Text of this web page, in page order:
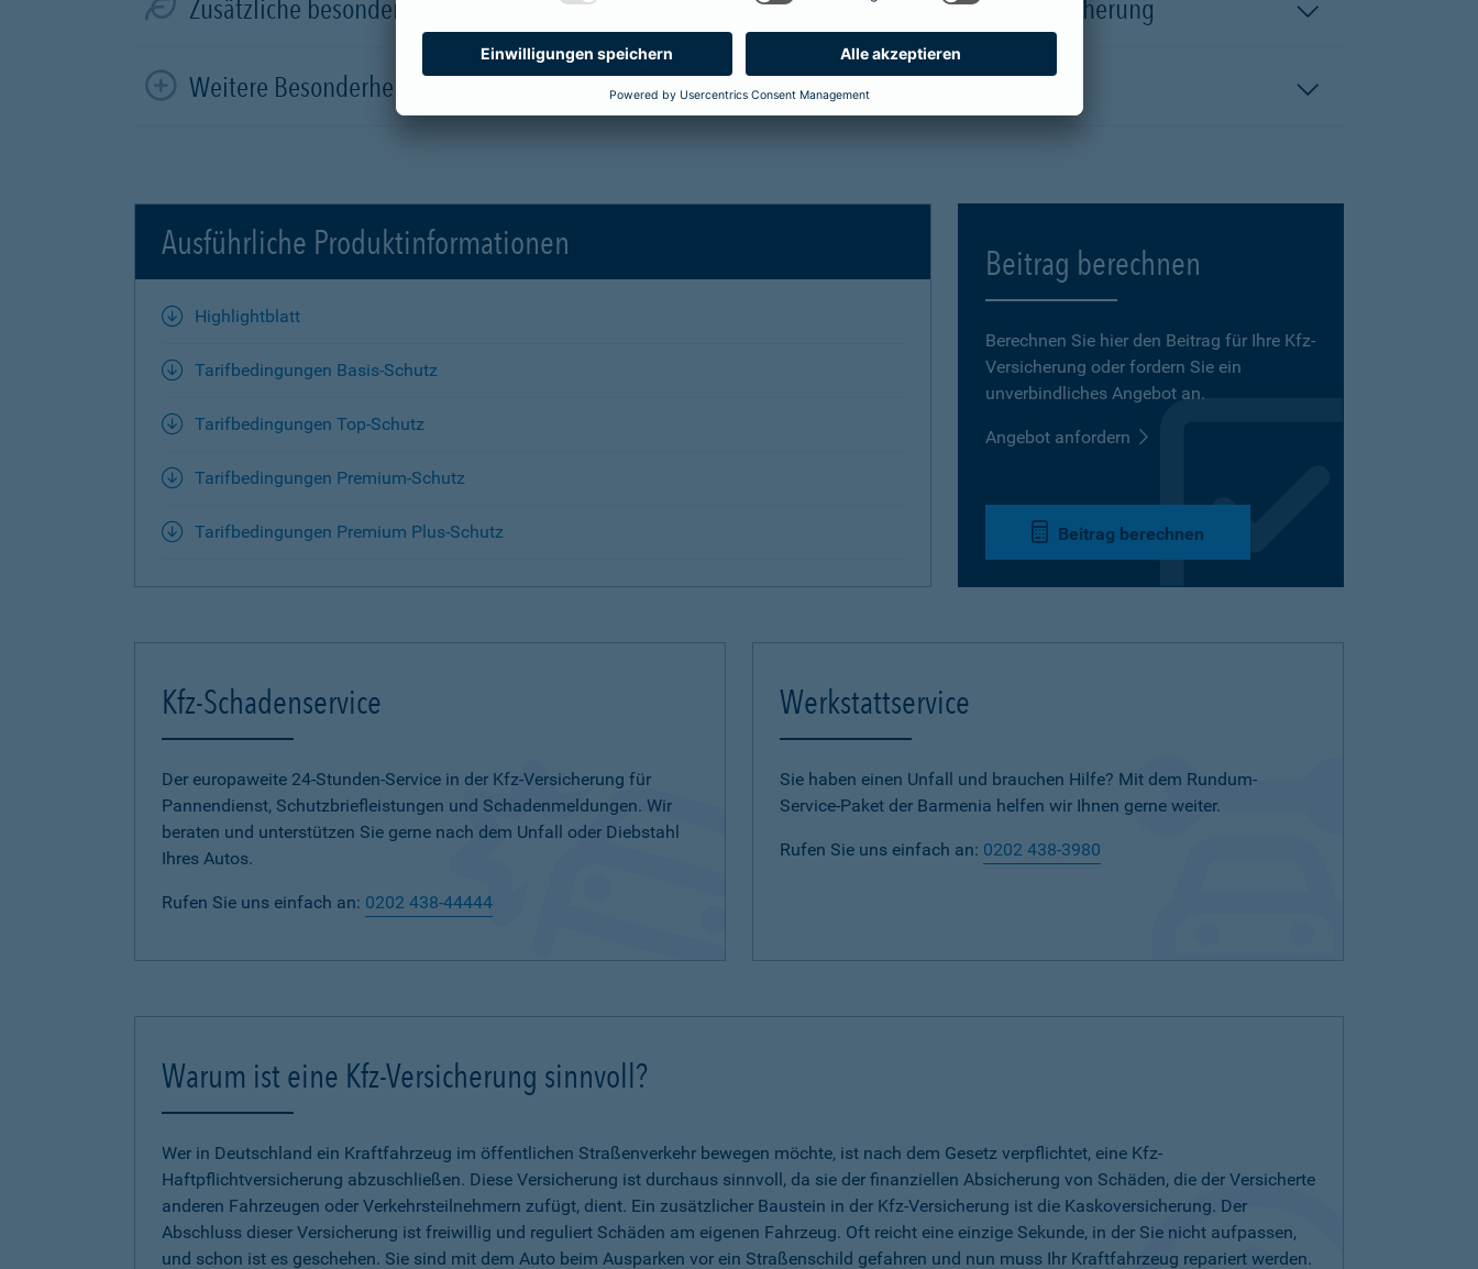
Zusätzliche besondere Leistungen für Elektro- und Hybridfahrzeuge in der Vollkaskoversicherung
Weitere Besonderheiten
Ausführliche Produktinformationen
Highlightblatt
Tarifbedingungen Basis-Schutz
Tarifbedingungen Top-Schutz
Tarifbedingungen Premium-Schutz
Tarifbedingungen Premium Plus-Schutz
Beitrag berechnen
Berechnen Sie hier den Beitrag für Ihre Kfz-
Versicherung oder fordern Sie ein
unverbindliches Angebot an.
Angebot anfordern
Beitrag berechnen
Kfz-Schadenservice
Der europaweite 24-Stunden-Service in der Kfz-Versicherung für
Pannendienst, Schutzbriefleistungen und Schadenmeldungen. Wir
beraten und unterstützen Sie gerne nach dem Unfall oder Diebstahl
Ihres Autos.
Rufen Sie uns einfach an: 0202 438-44444
Werkstattservice
Sie haben einen Unfall und brauchen Hilfe? Mit dem Rundum-
Service-Paket der Barmenia helfen wir Ihnen gerne weiter.
Rufen Sie uns einfach an: 0202 438-3980
Warum ist eine Kfz-Versicherung sinnvoll?
Wer in Deutschland ein Kraftfahrzeug im öffentlichen Straßenverkehr bewegen möchte, ist nach dem Gesetz verpflichtet, eine Kfz-
Haftpflichtversicherung abzuschließen. Diese Versicherung ist durchaus sinnvoll, da sie der finanziellen Absicherung von Schäden, die der Versicherte
anderen Fahrzeugen oder Verkehrsteilnehmern zufügt, dient. Ein zusätzlicher Baustein in der Kfz-Versicherung ist die Kaskoversicherung. Der
Abschluss dieser Versicherung ist freiwillig und reguliert Schäden am eigenen Fahrzeug. Oft reicht eine einzige Sekunde, in der Sie nicht aufpassen,
und schon ist es geschehen. Sie sind mit dem Auto beim Ausparken vor ein Straßenschild gefahren und nun muss Ihr Kraftfahrzeug repariert werden.